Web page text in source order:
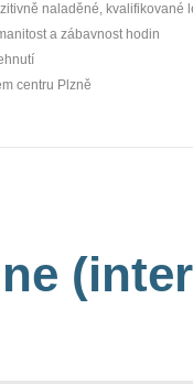
naladěné, kvalifikované
a zábavnost hodin
centru Plzně